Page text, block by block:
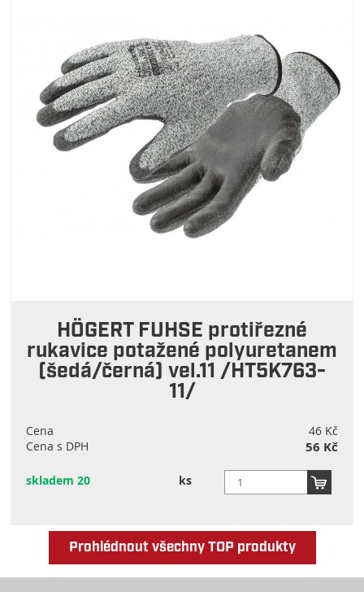
HÖGERT FUHSE protiřezné
rukavice potažené polyuretanem
(šedá/černá) vel.11 /HT5K763-
11/
Cena
46 Kč
Cena s DPH
56 Kč
skladem 20 ks
Prohlédnout všechny TOP produkty